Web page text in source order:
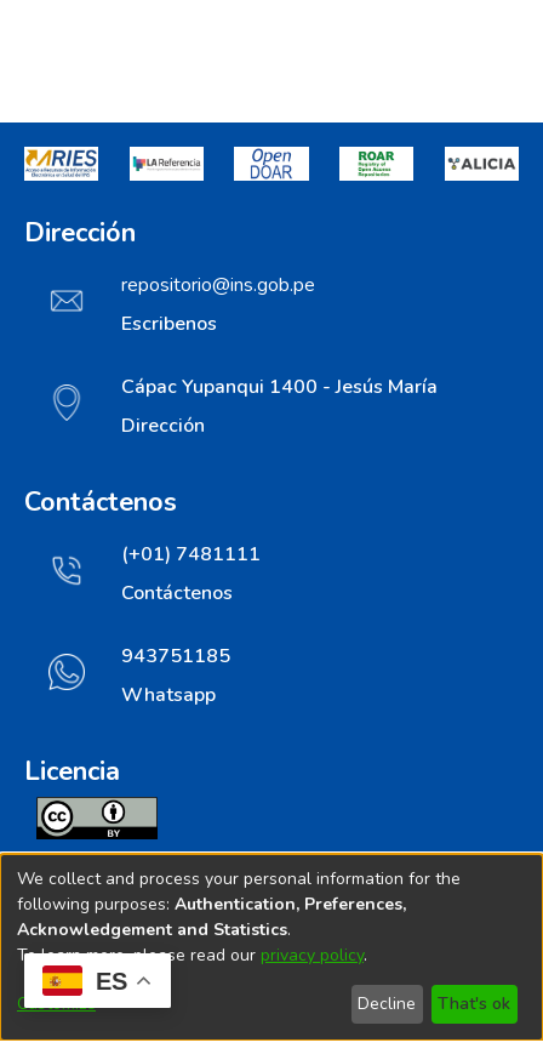
ES
Dirección
repositorio@ins.gob.pe
Escribenos
Cápac Yupanqui 1400 - Jesús María
Dirección
Contáctenos
(+01) 7481111
Contáctenos
943751185
Whatsapp
Licencia
Todos los contenidos de repositorio.ins.gob.pe estan
licenciados bajo
Creative Commoms License
© 2025. Instituto Nacional de Salud - Implementado por
We collect and process your personal information for the
following purposes: Authentication, Preferences,
Acknowledgement and Statistics.
To learn more, please read our privacy policy.
Customize Decline That's ok